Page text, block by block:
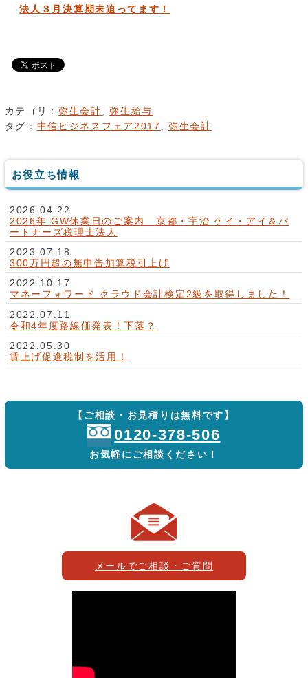
法人３月決算期末迫ってます！
カテゴリ：弥生会計 ,弥生給与
タグ： 中信ビジネスフェア2017 弥生会計
お役立ち情報
2026.04.22
2026年 GW休業日のご案内 京都・宇治 ケイ・アイ＆パ
ートナーズ税理士法人
2023.07.18
300万円超の無申告加算税引上げ
2022.10.17
マネーフォワード クラウド会計検定2級を取得しました！
2022.07.11
令和4年度路線価発表！下落？
2022.05.30
賃上げ促進税制を活用！
【ご相談・お見積りは無料です】
0120-378-506
お気軽にご相談ください！
メールでご相談・ご質問